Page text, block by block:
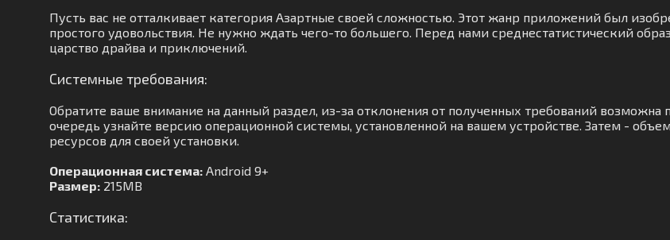
Пусть вас не отталкивает категория Азартные своей сложностью. Этот жанр приложений был
простого удовольствия. Не нужно ждать чего-то большего. Перед нами среднестатистический
царство драйва и приключений.
Системные требования:
Обратите ваше внимание на данный раздел, из-за отклонения от полученных требований
очередь узнайте версию операционной системы, установленной на вашем устройстве. Затем -
ресурсов для своей установки.
Операционная система: Android 9+
Размер: 215MB
Статистика: